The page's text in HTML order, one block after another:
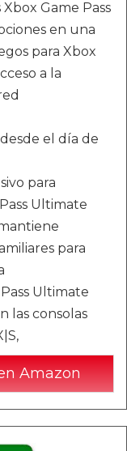
Game Pass
en una
para Xbox
a la
el día de
para
Ultimate
para
Ultimate
las consolas
Amazon